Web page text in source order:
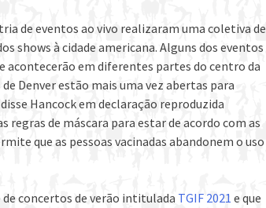
de eventos ao vivo realizaram uma coletiva de
shows à cidade americana. Alguns dos eventos
acontecerão em diferentes partes do centro da
Denver estão mais uma vez abertas para
Hancock em declaração reproduzida
regras de máscara para estar de acordo com as
que as pessoas vacinadas abandonem o uso
de concertos de verão intitulada TGIF 2021 e que